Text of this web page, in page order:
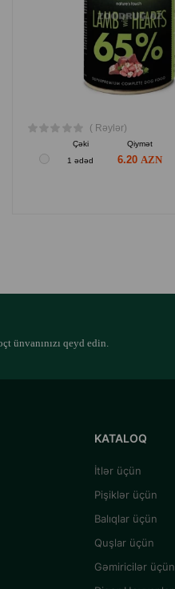
( Rəylər)
Çəki Qiymət
1 ədəd
6.20
ünvanınızı qeyd edin.
KATALOQ
İtlər üçün
Pişiklər üçün
Balıqlar üçün
Quşlar üçün
Gəmiricilər üçün